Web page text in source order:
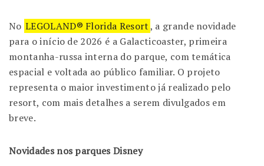
No LEGOLAND® Florida Resort, a grande novidade
para o início de 2026 é a Galacticoaster, primeira
montanha-russa interna do parque, com temática
espacial e voltada ao público familiar. O projeto
representa o maior investimento já realizado pelo
resort, com mais detalhes a serem divulgados em
breve.
Novidades nos parques Disney